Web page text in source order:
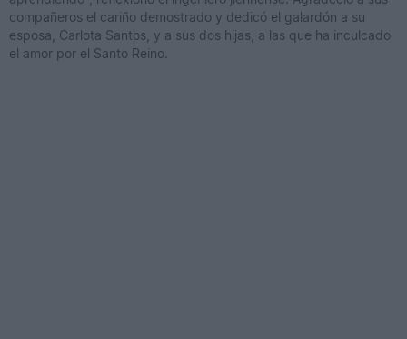
compañeros el cariño demostrado y dedicó el galardón a su
esposa, Carlota Santos, y a sus dos hijas, a las que ha inculcado
el amor por el Santo Reino.